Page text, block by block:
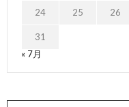
24 25 26
31
« 7月